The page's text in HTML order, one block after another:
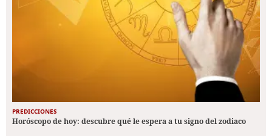
PREDICCIONES
Horóscopo de hoy: descubre qué le espera a tu signo del zodiaco